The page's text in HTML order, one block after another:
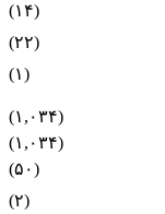
(۱۴)
(۲۲)
(۱)
(۱,۰۳۴)
(۱,۰۳۴)
(۵۰)
(۲)